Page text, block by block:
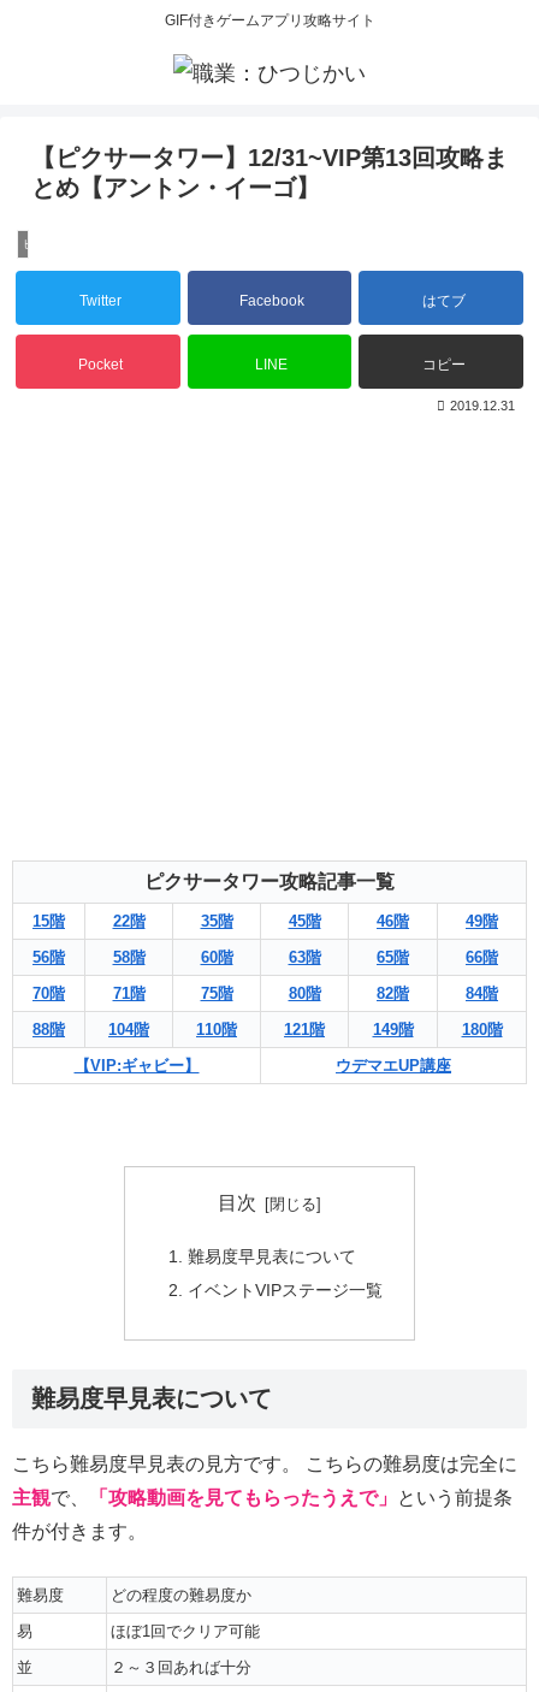
GIF付きゲームアプリ攻略サイト
【ピクサータワー】12/31~VIP第13回攻略ま
とめ【アントン・イーゴ】
ピクサータワー
Twitter Facebook はてブ
Pocket LINE コピー
2019.12.31
ピクサータワー攻略記事一覧
15階 22階 35階 45階 46階
49階
56階
58階 60階 63階 65階
66階
70階
71階 75階 80階 82階
84階
88階
104階 110階 121階 149階
180階
【VIP:ギャビー】
ウデマエUP講座
目次
難易度早見表について
イベントVIPステージ一覧
難易度早見表について
こちら難易度早見表の見方です。 こちらの難易度は完全に
主観で、 「攻略動画を見てもらったうえで」 という前提条
件が付きます。
難易度
どの程度の難易度か
易
ほぼ1回でクリア可能
並
２～３回あれば十分